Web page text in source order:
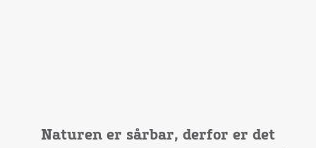
Naturen er sårbar, derfor er det